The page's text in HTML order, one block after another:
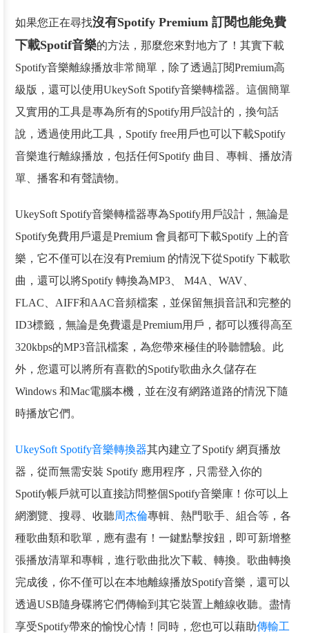
如果您正在尋找沒有Spotify Premium 訂閱也能免費
下載Spotif音樂的方法，那麼您來對地方了！其實下載
Spotify音樂離線播放非常簡單，除了透過訂閱Premium高
級版，還可以使用UkeySoft Spotify音樂轉檔器。這個簡單
又實用的工具是專為所有的Spotify用戶設計的，換句話
說，透過使用此工具，Spotify free用戶也可以下載Spotify
音樂進行離線播放，包括任何Spotify 曲目、專輯、播放清
單、播客和有聲讀物。
UkeySoft Spotify音樂轉檔器專為Spotify用戶設計，無論是
Spotify免費用戶還是Premium 會員都可下載Spotify 上的音
樂，它不僅可以在沒有Premium 的情況下從Spotify 下載歌
曲，還可以將Spotify 轉換為MP3、 M4A、WAV、
FLAC、AIFF和AAC音頻檔案，並保留無損音訊和完整的
ID3標籤，無論是免費還是Premium用戶，都可以獲得高至
320kbps的MP3音訊檔案，為您帶來極佳的聆聽體驗。此
外，您還可以將所有喜歡的Spotify歌曲永久儲存在
Windows 和Mac電腦本機，並在沒有網路道路的情況下隨
時播放它們。
UkeySoft Spotify音樂轉換器其內建立了Spotify 網頁播放
器，從而無需安裝 Spotify 應用程序，只需登入你的
Spotify帳戶就可以直接訪問整個Spotify音樂庫！你可以上
網瀏覽、搜尋、收聽周杰倫專輯、熱門歌手、組合等，各
種歌曲類和歌單，應有盡有！一鍵點擊按鈕，即可新增整
張播放清單和專輯，進行歌曲批次下載、轉換。歌曲轉換
完成後，你不僅可以在本地離線播放Spotify音樂，還可以
透過USB隨身碟將它們傳輸到其它裝置上離線收聽。盡情
享受Spotify帶來的愉悅心情！同時，您也可以藉助傳輸工